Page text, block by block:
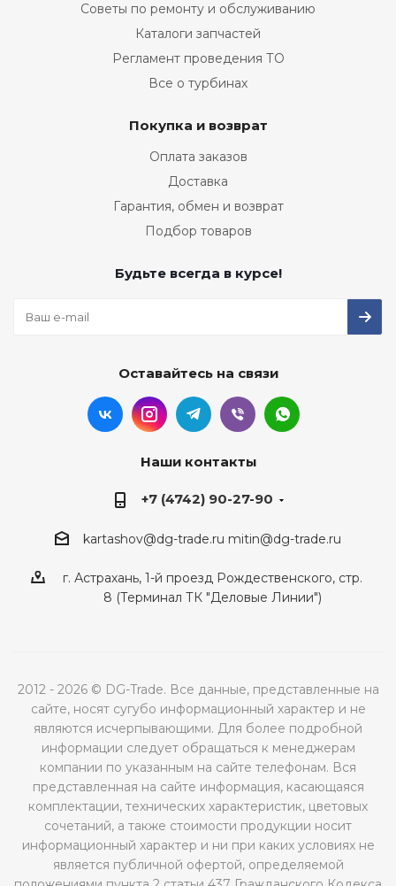
Советы по ремонту и обслуживанию
Каталоги запчастей
Регламент проведения ТО
Все о турбинах
Покупка и возврат
Оплата заказов
Доставка
Гарантия, обмен и возврат
Подбор товаров
Будьте всегда в курсе!
Оставайтесь на связи
Наши контакты
+7 (4742) 90-27-90
kartashov@dg-trade.ru mitin@dg-trade.ru
г. Астрахань, 1-й проезд Рождественского, стр.
8 (Терминал ТК "Деловые Линии")
2012 - 2026 © DG-Trade. Все данные, представленные на
сайте, носят сугубо информационный характер и не
являются исчерпывающими. Для более подробной
информации следует обращаться к менеджерам
компании по указанным на сайте телефонам. Вся
представленная на сайте информация, касающаяся
комплектации, технических характеристик, цветовых
сочетаний, а также стоимости продукции носит
информационный характер и ни при каких условиях не
является публичной офертой, определяемой